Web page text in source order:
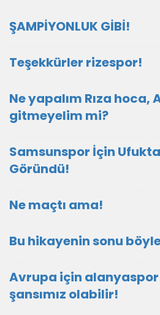
ŞAMPİYONLUK GİBİ!
Teşekkürler rizespor!
Ne yapalım Rıza hoca,
gitmeyelim mi?
Samsunspor İçin
Göründü!
Ne maçtı ama!
Bu hikayenin sonu
Avrupa için alanyaspor
şansımız olabilir!